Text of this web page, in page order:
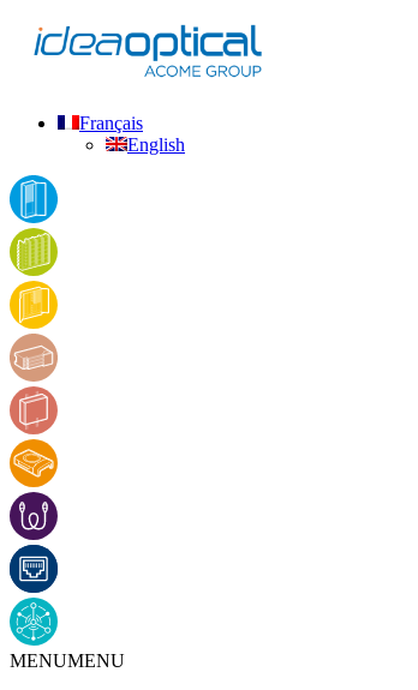
Français
English
MENUMENU